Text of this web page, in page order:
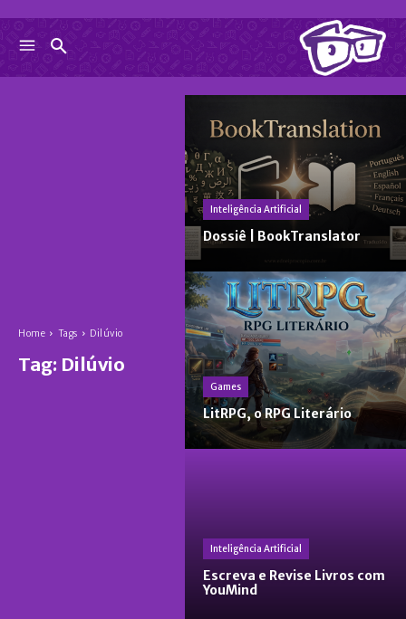
Home Tags Dilúvio
Tag: Dilúvio
Inteligência Artificial
Dossiê | BookTranslator
Games
LitRPG, o RPG Literário
Inteligência Artificial
Escreva e Revise Livros com
YouMind